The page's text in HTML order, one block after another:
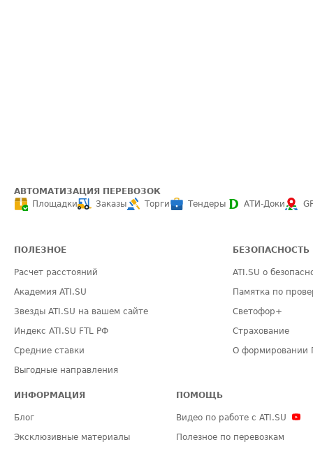
АВТОМАТИЗАЦИЯ ПЕРЕВОЗОК
Площадки
Заказы Торги Тендеры АТИ-Доки
ПОЛЕЗНОЕ
Расчет расстояний
Академия ATI.SU
Звезды ATI.SU на вашем сайте
Индекс ATI.SU FTL РФ
Средние ставки
Выгодные направления
БЕЗОПАСНОСТЬ
ATI.SU о
Памятка по
Светофор+
Страхование
О формировании
ИНФОРМАЦИЯ
Блог
Эксклюзивные материалы
ПОМОЩЬ
Видео по работе с ATI.SU
Полезное по перевозкам